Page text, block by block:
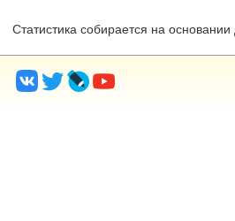
Статистика собирается на